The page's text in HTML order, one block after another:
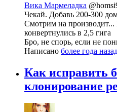
Вика Мармеладка
Чекай. Добавь 200-300
Смотрим на
конвертнулись в 2,5 гига
Бро, не спорь, если не
Написано более года
Как исправить
клонирование